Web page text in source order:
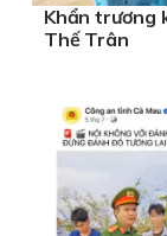
Khẩn trương
Thế Trân